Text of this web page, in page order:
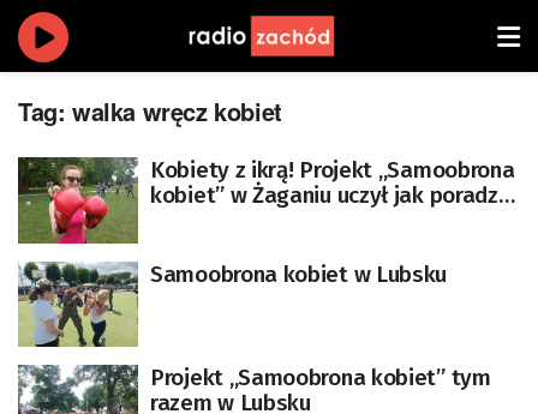
Tag: walka wręcz kobiet
Kobiety z ikrą! Projekt „Samoobrona
kobiet” w Żaganiu uczył jak poradzić
Samoobrona kobiet w Lubsku
Projekt „Samoobrona kobiet” tym
razem w Lubsku